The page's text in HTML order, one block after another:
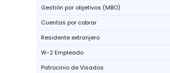
Gestión por objetivos (MBO)
Cuentas por cobrar
Residente extranjero
W-2 Empleado
Patrocinio de Visados